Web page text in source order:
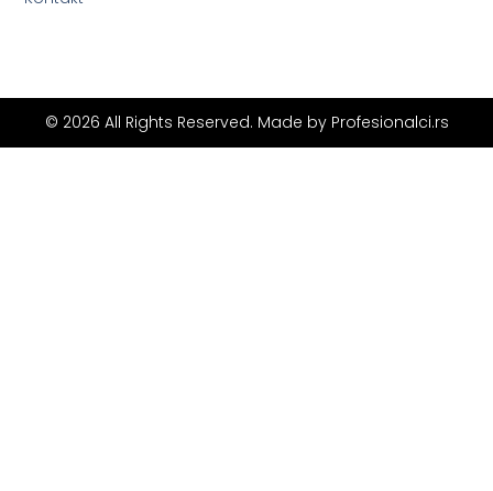
© 2026 All Rights Reserved. Made by Profesionalci.rs